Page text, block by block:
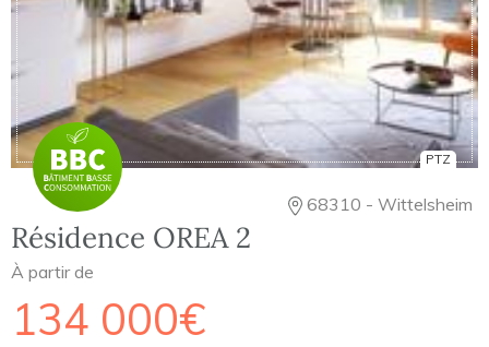
PTZ
68310 - Wittelsheim
Résidence OREA 2
À partir de
134 000€